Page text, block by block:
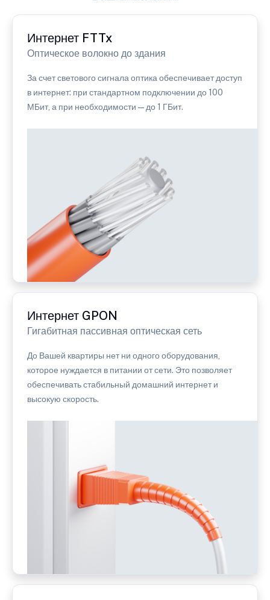
Интернет FTTx
Оптическое волокно до здания
За счет светового сигнала оптика обеспечивает доступ
в интернет: при стандартном подключении до 100
МБит, а при необходимости — до 1 ГБит.
Интернет GPON
Гигабитная пассивная оптическая сеть
До Вашей квартиры нет ни одного оборудования,
которое нуждается в питании от сети. Это позволяет
обеспечивать стабильный домашний интернет и
высокую скорость.